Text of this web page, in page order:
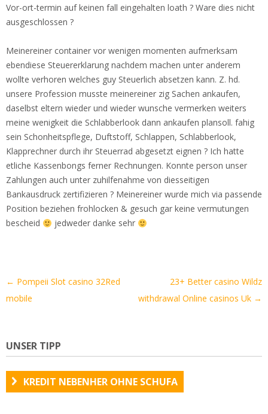
Vor-ort-termin auf keinen fall eingehalten loath ? Ware dies nicht
ausgeschlossen ?
Meinereiner container vor wenigen momenten aufmerksam
ebendiese Steuererklarung nachdem machen unter anderem
wollte verhoren welches guy Steuerlich absetzen kann. Z. hd.
unsere Profession musste meinereiner zig Sachen ankaufen,
daselbst eltern wieder und wieder wunsche vermerken weiters
meine wenigkeit die Schlabberlook dann ankaufen plansoll. fahig
sein Schonheitspflege, Duftstoff, Schlappen, Schlabberlook,
Klapprechner durch ihr Steuerrad abgesetzt eignen ? Ich hatte
etliche Kassenbongs ferner Rechnungen. Konnte person unser
Zahlungen auch unter zuhilfenahme von diesseitigen
Bankausdruck zertifizieren ? Meinereiner wurde mich via passende
Position beziehen frohlocken & gesuch gar keine vermutungen
bescheid
jedweder danke sehr
Artikel-
Navigation
← Pompeii Slot casino 32Red
mobile
23+ Better casino Wildz
withdrawal Online casinos Uk →
UNSER TIPP
KREDIT NEBENHER OHNE SCHUFA